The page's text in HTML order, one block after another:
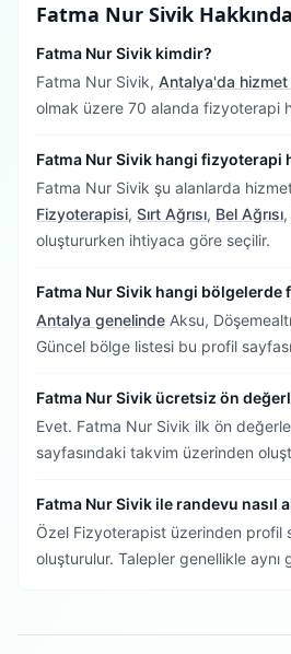
Fatma Nur Sivik
Fatma Nur Sivik kimdir?
Fatma Nur Sivik, Antalya'da
olmak üzere 70 alanda fizyoterapi
Fatma Nur Sivik hangi
Fatma Nur Sivik şu alanlarda
Fizyoterapisi, Sırt Ağrısı, Bel Ağrısı,
oluştururken ihtiyaca göre seçilir.
Fatma Nur Sivik hangi
Antalya genelinde Aksu,
Güncel bölge listesi bu profil
Fatma Nur Sivik ücretsiz ön
Evet. Fatma Nur Sivik ilk ön
sayfasındaki takvim üzerinden
Fatma Nur Sivik ile randevu nasıl
Özel Fizyoterapist üzerinden profil
oluşturulur. Talepler genellikle aynı